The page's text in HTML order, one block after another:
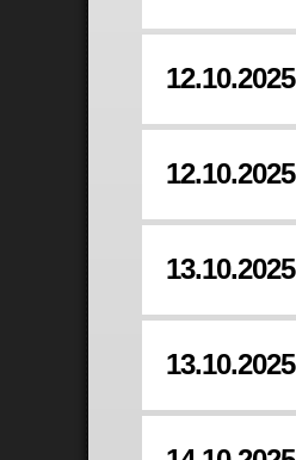
12.10.2025
12.10.2025
13.10.2025
13.10.2025